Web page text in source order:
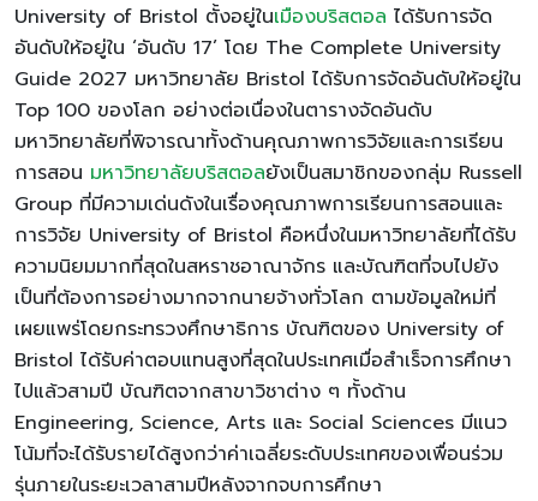
University of Bristol ตั้งอยู่ในเมืองบริสตอล ได้รับการจัด
อันดับให้อยู่ใน ‘อันดับ 17’ โดย The Complete University
Guide 2027 มหาวิทยาลัย Bristol ได้รับการจัดอันดับให้อยู่ใน
Top 100 ของโลก อย่างต่อเนื่องในตารางจัดอันดับ
มหาวิทยาลัยที่พิจารณาทั้งด้านคุณภาพการวิจัยและการเรียน
การสอน มหาวิทยาลัยบริสตอลยังเป็นสมาชิกของกลุ่ม Russell
Group ที่มีความเด่นดังในเรื่องคุณภาพการเรียนการสอนและ
การวิจัย University of Bristol คือหนึ่งในมหาวิทยาลัยที่ได้รับ
ความนิยมมากที่สุดในสหราชอาณาจักร และบัณฑิตที่จบไปยัง
เป็นที่ต้องการอย่างมากจากนายจ้างทั่วโลก ตามข้อมูลใหม่ที่
เผยแพร่โดยกระทรวงศึกษาธิการ บัณฑิตของ University of
Bristol ได้รับค่าตอบแทนสูงที่สุดในประเทศเมื่อสำเร็จการศึกษา
ไปแล้วสามปี บัณฑิตจากสาขาวิชาต่าง ๆ ทั้งด้าน
Engineering, Science, Arts และ Social Sciences มีแนว
โน้มที่จะได้รับรายได้สูงกว่าค่าเฉลี่ยระดับประเทศของเพื่อนร่วม
รุ่นภายในระยะเวลาสามปีหลังจากจบการศึกษา